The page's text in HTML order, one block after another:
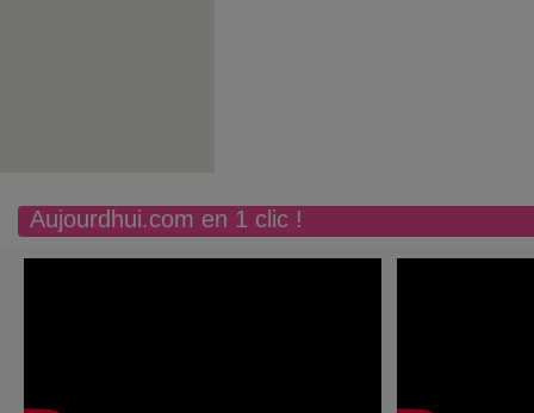
Aujourdhui.com en 1 clic !